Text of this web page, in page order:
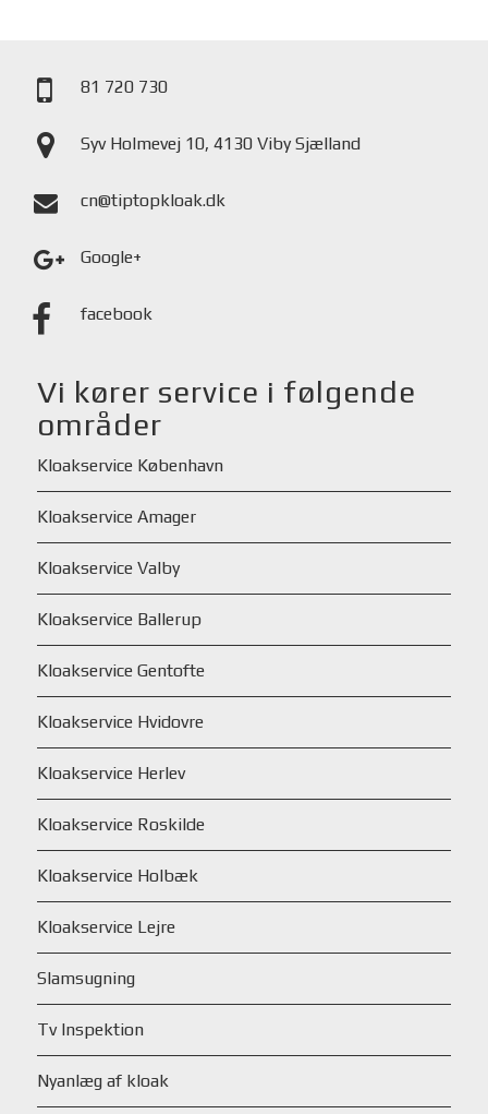
81 720 730
Syv Holmevej 10, 4130 Viby Sjælland
cn@tiptopkloak.dk
Google+
facebook
Vi kører service i følgende
områder
Kloakservice København
Kloakservice Amager
Kloakservice Valby
Kloakservice Ballerup
Kloakservice Gentofte
Kloakservice Hvidovre
Kloakservice Herlev
Kloakservice Roskilde
Kloakservice Holbæk
Kloakservice Lejre
Slamsugning
Tv Inspektion
Nyanlæg af kloak